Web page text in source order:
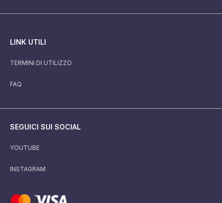
LINK UTILI
TERMINI DI UTILIZZO
FAQ
SEGUICI SUI SOCIAL
YOUTUBE
INSTAGRAM